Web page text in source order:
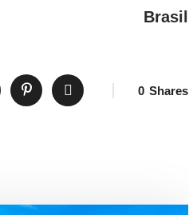
Brasil
0 Shares